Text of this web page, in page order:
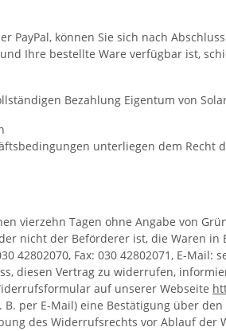
PayPal, können Sie sich nach
Ihre bestellte Ware verfügbar ist,
Bezahlung Eigentum von
unterliegen dem Recht
vierzehn Tagen ohne Angabe von
nicht der Beförderer ist, die Waren in
42802070, Fax: 030 42802071, E-
diesen Vertrag zu widerrufen,
auf unserer Webseite
per E-Mail) eine Bestätigung über
des Widerrufsrechts vor Ablauf der